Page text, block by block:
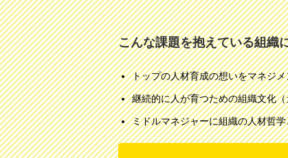
こんな課題を抱えている組織
トップの人材育成の想いをマネジ
継続的に人が育つための組織文化
ミドルマネジャーに組織の人材哲